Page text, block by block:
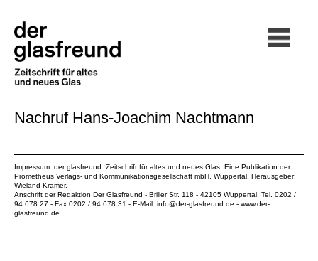
Nachruf Hans-Joachim Nachtmann
Impressum: der glasfreund. Zeitschrift für altes und neues Glas. Eine Publikation der
Prometheus Verlags- und Kommunikationsgesellschaft mbH , Wuppertal. Herausgeber:
Wieland Kramer.
Anschrift der Redaktion Der Glasfreund - Briller Str. 118 - 42105 Wuppertal. Tel. 0202 /
94 678 27 - Fax 0202 / 94 678 31 - E-Mail: info@der-glasfreund.de - www.der-
glasfreund.de